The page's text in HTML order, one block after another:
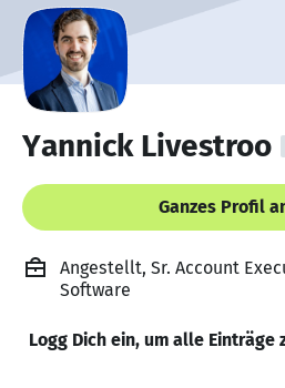
Yannick Livestroo
Ganzes Profil
Angestellt, Sr. Account
Software
Logg Dich ein, um alle Einträge